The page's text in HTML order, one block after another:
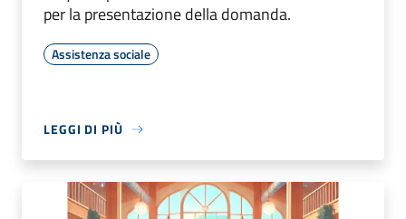
per la presentazione della domanda.
Assistenza sociale
LEGGI DI PIÙ